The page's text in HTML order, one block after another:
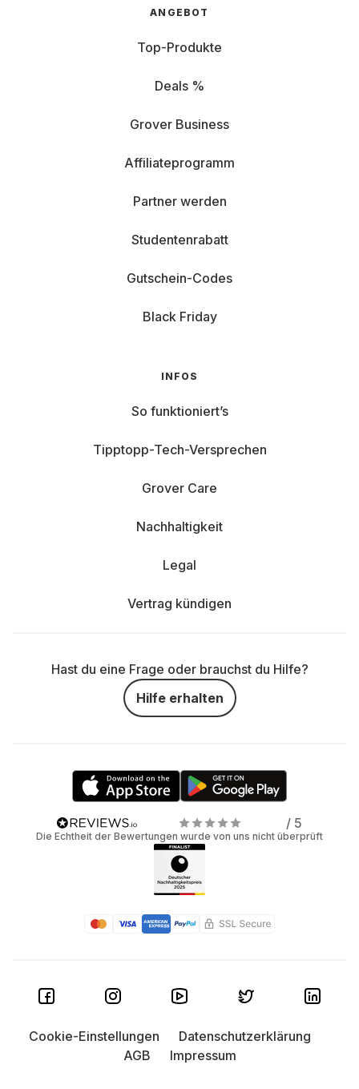
ANGEBOT
Top-Produkte
Deals %
Grover Business
Affiliateprogramm
Partner werden
Studentenrabatt
Gutschein-Codes
Black Friday
INFOS
So funktioniert’s
Tipptopp-Tech-Versprechen
Grover Care
Nachhaltigkeit
Legal
Vertrag kündigen
Hast du eine Frage oder brauchst du Hilfe?
Hilfe erhalten
/ 5
Die Echtheit der Bewertungen wurde von uns nicht überprüft
Cookie-Einstellungen
Datenschutzerklärung
AGB
Impressum